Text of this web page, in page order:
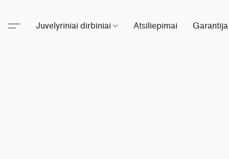
Juvelyriniai dirbiniai Atsiliepimai Garantija